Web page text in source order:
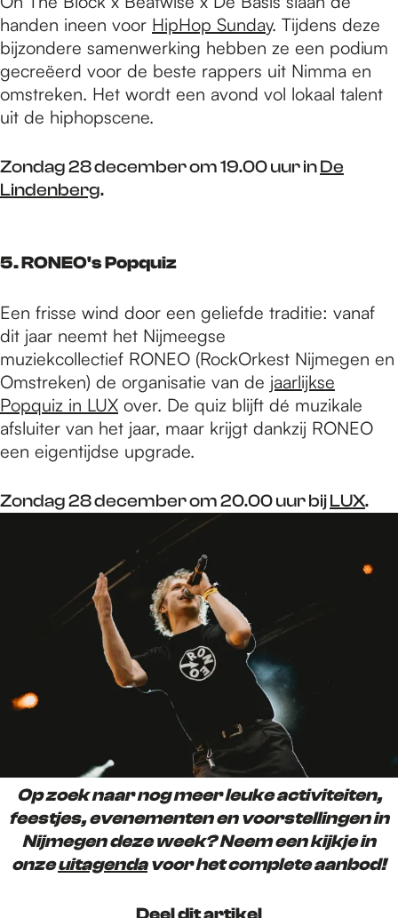
handen ineen voor HipHop Sunday. Tijdens deze
bijzondere samenwerking hebben ze een podium
gecreëerd voor de beste rappers uit Nimma en
omstreken. Het wordt een avond vol lokaal talent
uit de hiphopscene.
Zondag 28 december om 19.00 uur inDe
Lindenberg.
5. RONEO's Popquiz
Een frisse wind door een geliefde traditie: vanaf
dit jaar neemt het Nijmeegse
muziekcollectief RONEO (RockOrkest Nijmegen en
Omstreken) de organisatie van de jaarlijkse
Popquiz in LUX over. De quiz blijft dé muzikale
afsluiter van het jaar, maar krijgt dankzij RONEO
een eigentijdse upgrade.
Zondag 28 december om 20.00 uur bijLUX.
Op zoek naar nog meer leuke activiteiten,
feestjes, evenementen en voorstellingen in
Nijmegen deze week? Neem een kijkje in
onzeuitagendavoor het complete aanbod!